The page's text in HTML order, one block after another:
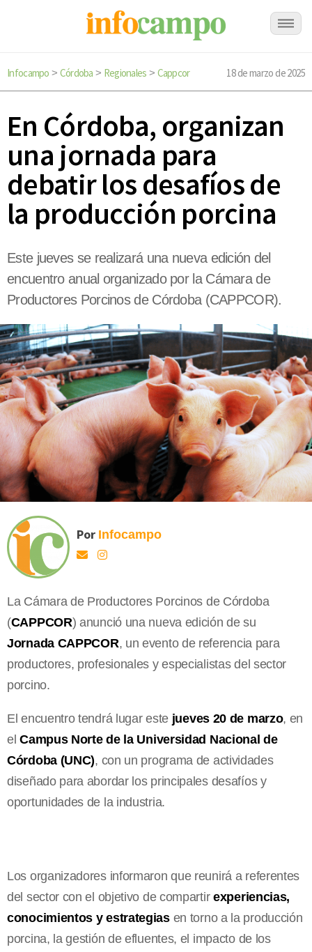
Infocampo > Córdoba > Regionales > Cappcor 18 de marzo de 2025
En Córdoba, organizan
una jornada para
debatir los desafíos de
la producción porcina
Este jueves se realizará una nueva edición del
encuentro anual organizado por la Cámara de
Productores Porcinos de Córdoba (CAPPCOR).
Por Infocampo
La Cámara de Productores Porcinos de Córdoba
(CAPPCOR) anunció una nueva edición de su
Jornada CAPPCOR, un evento de referencia para
productores, profesionales y especialistas del sector
porcino.
El encuentro tendrá lugar este jueves 20 de marzo, en
elCampus Norte de la Universidad Nacional de
Córdoba (UNC), con un programa de actividades
diseñado para abordar los principales desafíos y
oportunidades de la industria.
Los organizadores informaron que reunirá a referentes
del sector con el objetivo de compartir experiencias,
conocimientos y estrategiasen torno a la producción
porcina, la gestión de efluentes, el impacto de los